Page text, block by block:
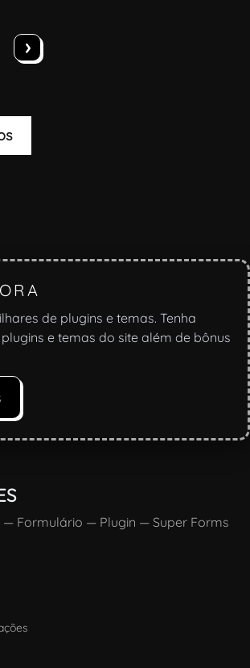
›
de plugins e temas. Tenha
e temas do site além de bônus
— Formulário — Plugin — Super Forms